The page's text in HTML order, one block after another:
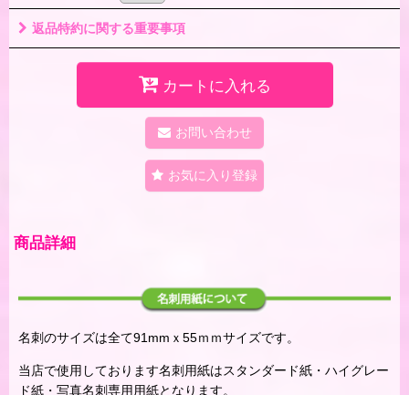
返品特約に関する重要事項
カートに入れる
お問い合わせ
お気に入り登録
商品詳細
名刺のサイズは全て91mmｘ55ｍｍサイズです。
当店で使用しております名刺用紙はスタンダード紙・ハイグレー
ド紙・写真名刺専用用紙となります。